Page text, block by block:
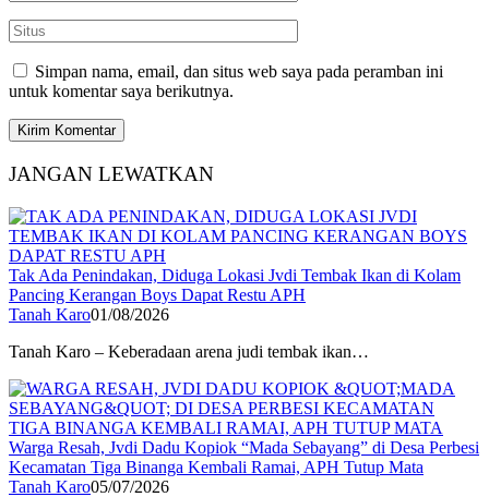
Simpan nama, email, dan situs web saya pada peramban ini
untuk komentar saya berikutnya.
JANGAN LEWATKAN
Tak Ada Penindakan, Diduga Lokasi Jvdi Tembak Ikan di Kolam
Pancing Kerangan Boys Dapat Restu APH
Tanah Karo01/08/2026
Tanah Karo – Keberadaan arena judi tembak ikan…
Warga Resah, Jvdi Dadu Kopiok “Mada Sebayang” di Desa Perbesi
Kecamatan Tiga Binanga Kembali Ramai, APH Tutup Mata
Tanah Karo05/07/2026